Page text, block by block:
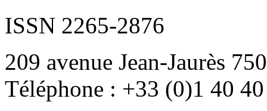
ISSN 2265-2876
209 avenue Jean-Jaurès
Téléphone : +33 (0)1 40